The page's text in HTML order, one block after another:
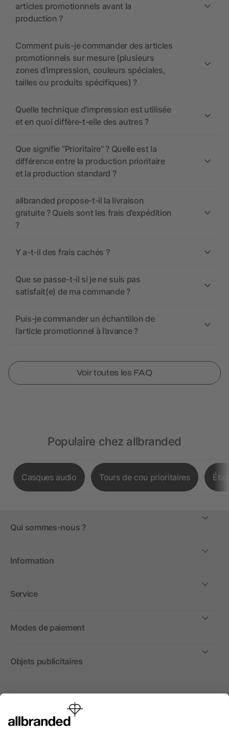
articles promotionnels avant la
production ?
Comment puis-je commander des articles
promotionnels sur mesure (plusieurs
zones d’impression, couleurs spéciales,
tailles ou produits spécifiques) ?
Quelle technique d’impression est utilisée
et en quoi diffère-t-elle des autres ?
Que signifie “Prioritaire” ? Quelle est la
différence entre la production prioritaire
et la production standard ?
allbranded propose-t-il la livraison
gratuite ? Quels sont les frais d’expédition
?
Y a-t-il des frais cachés ?
Que se passe-t-il si je ne suis pas
satisfait(e) de ma commande ?
Puis-je commander un échantillon de
l’article promotionnel à l’avance ?
Voir toutes les FAQ
Populaire chez allbranded
Casques audio Tours de cou prioritaires
Qui sommes-nous ?
Information
Service
Modes de paiement
Objets publicitaires
International